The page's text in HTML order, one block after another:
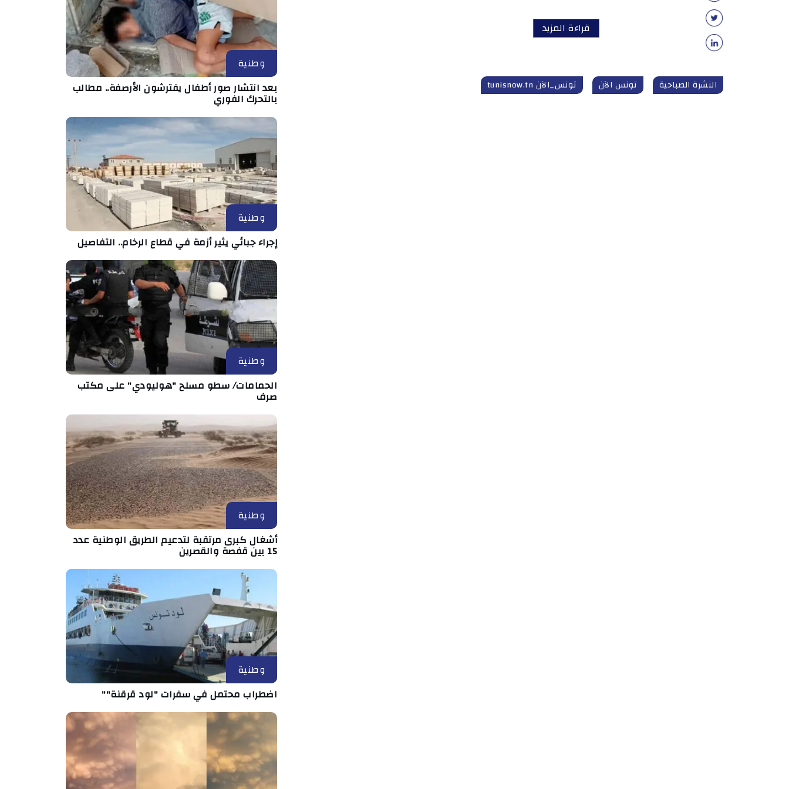
قراءة المزيد
النشرة الصباحية تونس الآن تونس_الآن tunisnow.tn
وطنية
بعد انتشار صور أطفال يفترشون الأرصفة.. مطالب
بالتحرك الفوري
وطنية
إجراء جبائي يثير أزمة في قطاع الرخام.. التفاصيل
وطنية
الحمامات/ سطو مسلح "هوليودي" على مكتب
صرف
وطنية
أشغال كبرى مرتقبة لتدعيم الطريق الوطنية عدد
15 بين قفصة والقصرين
وطنية
اضطراب محتمل في سفرات "لود قرقنة""